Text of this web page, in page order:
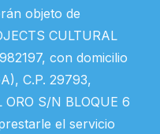
objeto de
CULTURAL
con domicilio
C.P. 29793,
ORO S/N BLOQUE 6
el servicio